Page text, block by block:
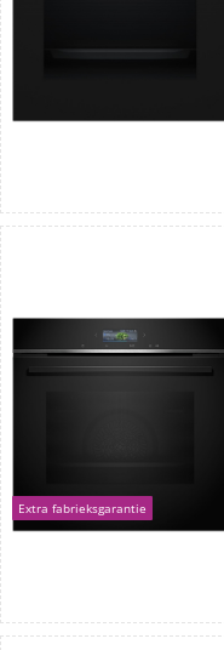
Extra fabrieksgarantie